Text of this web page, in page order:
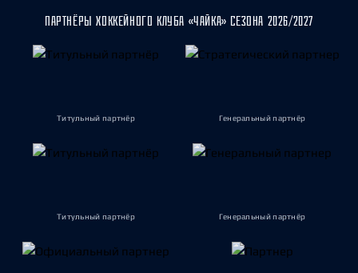
ПАРТНЁРЫ ХОККЕЙНОГО КЛУБА «ЧАЙКА» СЕЗОНА 2026/2027
Титульный партнёр Генеральный партнёр
Титульный партнёр Генеральный партнёр